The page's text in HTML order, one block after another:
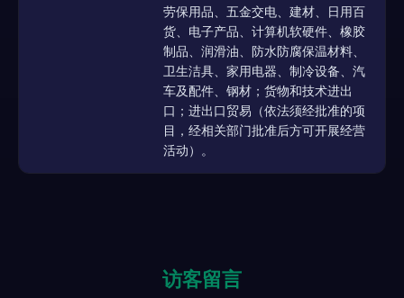
劳保用品、五金交电、建材、日用百
货、电子产品、计算机软硬件、橡胶
制品、润滑油、防水防腐保温材料、
卫生洁具、家用电器、制冷设备、汽
车及配件、钢材；货物和技术进出
口；进出口贸易（依法须经批准的项
目，经相关部门批准后方可开展经营
活动）。
访客留言